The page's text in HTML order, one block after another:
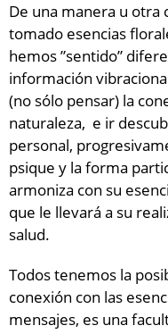
De una manera u otra
tomado esencias
hemos ”sentido”
información
(no sólo pensar) la
naturaleza, e ir
personal,
psique y la forma
armoniza con su
que le llevará a su
salud.
Todos tenemos la
conexión con las
mensajes, es una